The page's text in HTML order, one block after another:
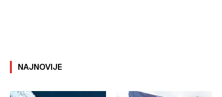
NAJNOVIJE